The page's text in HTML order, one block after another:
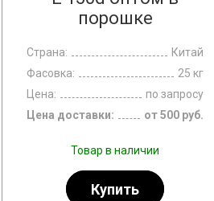
СУБЛИМИРОВАННАЯ КЛУБНИКА
порошке
Страна:
Китай
Фасовка:
25 кг
Цена:
по запросу
Цена доставки:
от 500 руб.
Товар в наличии
Купить